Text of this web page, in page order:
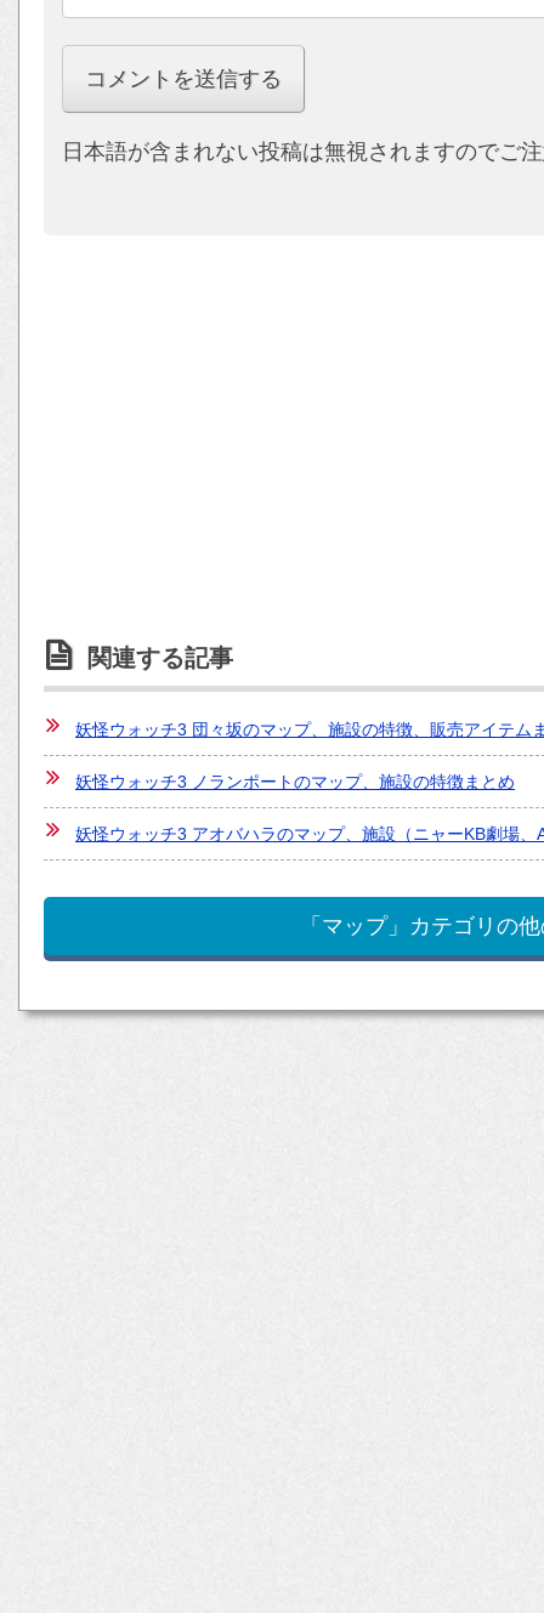
日本語が含まれない投稿は無視されますのでご
関連する記事
妖怪ウォッチ3 団々坂のマップ、施設の特徴、販売アイテム
妖怪ウォッチ3 ノランポートのマップ、施設の特徴まとめ
妖怪ウォッチ3 アオバハラのマップ、施設（ニャーKB劇場
「マップ」カテゴリの